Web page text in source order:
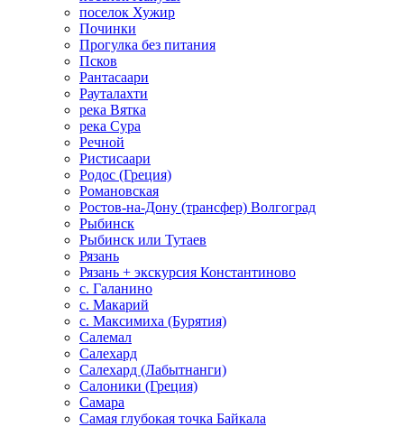
поселок Хужир
Починки
Прогулка без питания
Псков
Рантасаари
Рауталахти
река Вятка
река Сура
Речной
Ристисаари
Родос (Греция)
Романовская
Ростов-на-Дону (трансфер) Волгоград
Рыбинск
Рыбинск или Тутаев
Рязань
Рязань + экскурсия Константиново
с. Галанино
с. Макарий
с. Максимиха (Бурятия)
Салемал
Салехард
Салехард (Лабытнанги)
Салоники (Греция)
Самара
Самая глубокая точка Байкала